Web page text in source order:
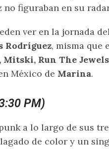
figuraban en su
ver en la jornada
Rodríguez, misma que
Mitski, Run The
México de Marina.
PM)
a lo largo de sus
de color y un